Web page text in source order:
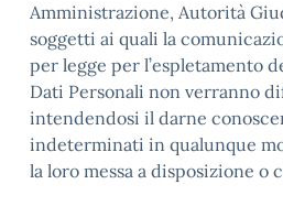
Amministrazione, Autorità
soggetti ai quali la
per legge per l’espletamento
Dati Personali non verranno
intendendosi il darne
indeterminati in qualunque
la loro messa a disposizione o